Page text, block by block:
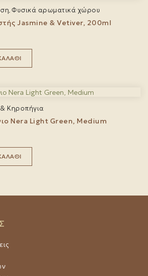
Φυσικά αρωματικά χώρου
Jasmine & Vetiver, 200ml
Κηροπήγια
Nera Light Green, Medium